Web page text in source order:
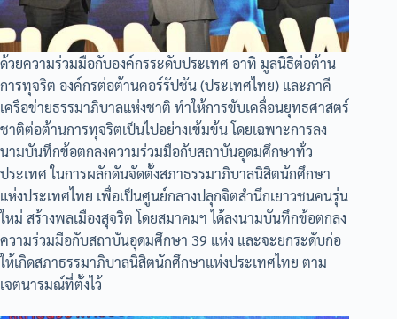
ด้วยความร่วมมือกับองค์กรระดับประเทศ อาทิ มูลนิธิต่อต้าน
การทุจริต องค์กรต่อต้านคอร์รัปชัน (ประเทศไทย) และภาคี
เครือข่ายธรรมาภิบาลแห่งชาติ ทำให้การขับเคลื่อนยุทธศาสตร์
ชาติต่อต้านการทุจริตเป็นไปอย่างเข้มข้น โดยเฉพาะการลง
นามบันทึกข้อตกลงความร่วมมือกับสถาบันอุดมศึกษาทั่ว
ประเทศ ในการผลักดันจัดตั้งสภาธรรมาภิบาลนิสิตนักศึกษา
แห่งประเทศไทย เพื่อเป็นศูนย์กลางปลุกจิตสำนึกเยาวชนคนรุ่น
ใหม่ สร้างพลเมืองสุจริต โดยสมาคมฯ ได้ลงนามบันทึกข้อตกลง
ความร่วมมือกับสถาบันอุดมศึกษา 39 แห่ง และจะยกระดับก่อ
ให้เกิดสภาธรรมาภิบาลนิสิตนักศึกษาแห่งประเทศไทย ตาม
เจตนารมณ์ที่ตั้งไว้